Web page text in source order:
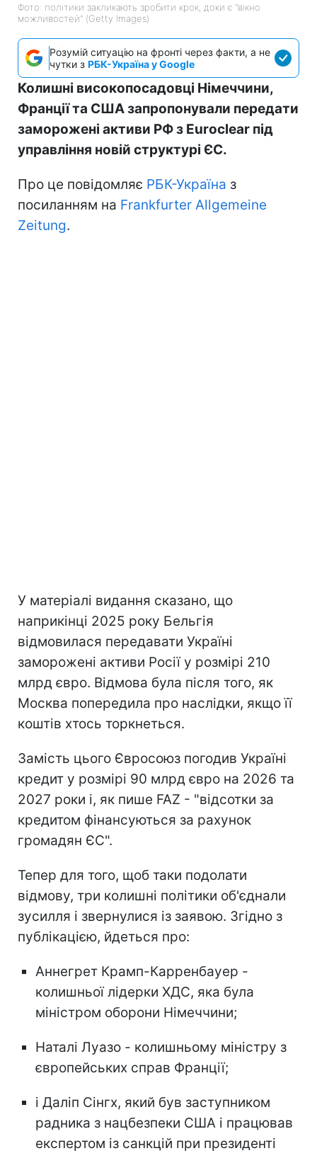
Фото: політики закликають зробити крок, доки є "вікно
можливостей" (Getty Images)
Розумій ситуацію на фронті через факти, а не
чутки з РБК-Україна у Google
Колишні високопосадовці Німеччини,
Франції та США запропонували передати
заморожені активи РФ з Euroclear під
управління новій структурі ЄС.
Про це повідомляє РБК-Україна з
посиланням на Frankfurter Allgemeine
Zeitung.
У матеріалі видання сказано, що
наприкінці 2025 року Бельгія
відмовилася передавати Україні
заморожені активи Росії у розмірі 210
млрд євро. Відмова була після того, як
Москва попередила про наслідки, якщо її
коштів хтось торкнеться.
Замість цього Євросоюз погодив Україні
кредит у розмірі 90 млрд євро на 2026 та
2027 роки і, як пише FAZ - "відсотки за
кредитом фінансуються за рахунок
громадян ЄС".
Тепер для того, щоб таки подолати
відмову, три колишні політики об'єднали
зусилля і звернулися із заявою. Згідно з
публікацією, йдеться про:
Аннегрет Крамп-Карренбауер -
колишньої лідерки ХДС, яка була
міністром оборони Німеччини;
Наталі Луазо - колишньому міністру з
європейських справ Франції;
і Даліп Сінгх, який був заступником
радника з нацбезпеки США і працював
експертом із санкцій при президенті